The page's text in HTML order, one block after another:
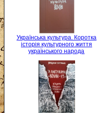
Українська культура. Коротка
історія культурного життя
українського народа